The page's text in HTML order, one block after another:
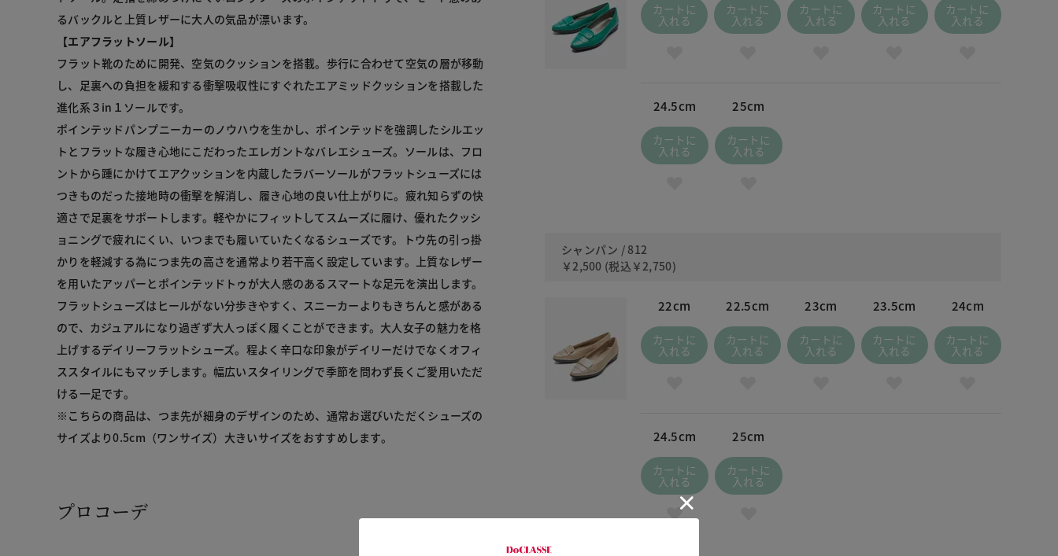
【エアフラットソール】
フラット靴のために開発、空気のクッションを搭載。歩行に合わせて空気の層が移動
し、足裏への負担を緩和する衝撃吸収性にすぐれたエアミッドクッションを搭載した
進化系３in１ソールです。
ポインテッドパンプニーカーのノウハウを生かし、ポインテッドを強調したシルエッ
トとフラットな履き心地にこだわったエレガントなバレエシューズ。ソールは、フロ
ントから踵にかけてエアクッションを内蔵したラバーソールがフラットシューズには
つきものだった接地時の衝撃を解消し、履き心地の良い仕上がりに。疲れ知らずの快
適さで足裏をサポートします。軽やかにフィットしてスムーズに履け、優れたクッシ
ョニングで疲れにくい、いつまでも履いていたくなるシューズです。トウ先の引っ掛
かりを軽減する為につま先の高さを通常より若干高く設定しています。上質なレザー
を用いたアッパーとポインテッドトゥが大人感のあるスマートな足元を演出します。
フラットシューズはヒールがない分歩きやすく、スニーカーよりもきちんと感がある
ので、カジュアルになり過ぎず大人っぽく履くことができます。大人女子の魅力を格
上げするデイリーフラットシューズ。程よく辛口な印象がデイリーだけでなくオフィ
ススタイルにもマッチします。幅広いスタイリングで季節を問わず長くご愛用いただ
ける一足です。
※こちらの商品は、つま先が細身のデザインのため、通常お選びいただくシューズの
サイズより0.5cm（ワンサイズ）大きいサイズをおすすめします。
プロコーデ
カートに
入れる
カートに
入れる
カートに
入れる
カートに
入れる
カートに
入れる
24.5cm
カートに
入れる
25cm
カートに
入れる
シャンパン / 812
￥2,500 (税込 ￥2,750)
22cm
カートに
入れる
22.5cm
カートに
入れる
23cm
カートに
入れる
23.5cm
カートに
入れる
24cm
カートに
入れる
24.5cm
カートに
入れる
25cm
カートに
入れる